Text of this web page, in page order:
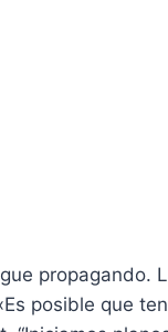
propagando.
posible que